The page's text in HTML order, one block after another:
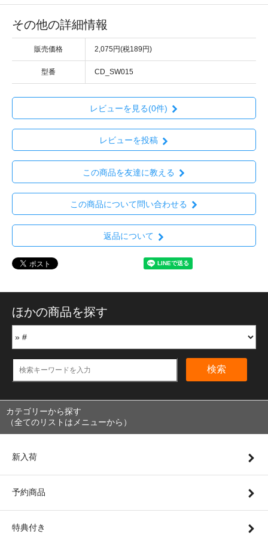
その他の詳細情報
販売価格 2,075円(税189円)
型番 CD_SW015
レビューを見る(0件)
レビューを投稿
この商品を友達に教える
この商品について問い合わせる
返品について
ほかの商品を探す
検索
カテゴリーから探す
（全てのリストはメニューから）
新入荷
予約商品
特典付き